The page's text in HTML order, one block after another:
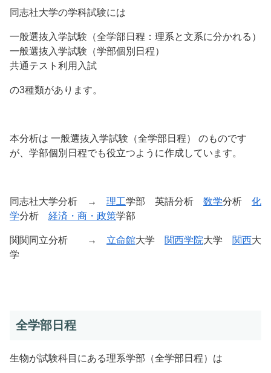
同志社大学の学科試験には
一般選抜入学試験（全学部日程：理系と文系に分かれる）
一般選抜入学試験（学部個別日程）
共通テスト利用入試
の3種類があります。
本分析は 一般選抜入学試験（全学部日程） のものです
が、学部個別日程でも役立つように作成しています。
同志社大学分析 → 理工学部 英語分析 数学分析 化
学分析 経済・商・政策学部
関関同立分析 → 立命館大学 関西学院大学 関西大
学
全学部日程
生物が試験科目にある理系学部（全学部日程）は